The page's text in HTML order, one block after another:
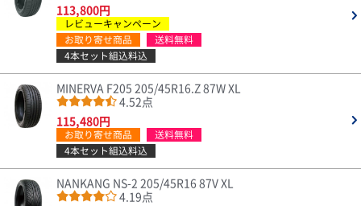
113,800円
レビューキャンペーン
お取り寄せ商品
送料無料
4本セット組込料込
MINERVA F205 205/45R16.Z 87W XL
4.52点
115,480円
お取り寄せ商品
送料無料
4本セット組込料込
NANKANG NS-2 205/45R16 87V XL
4.19点